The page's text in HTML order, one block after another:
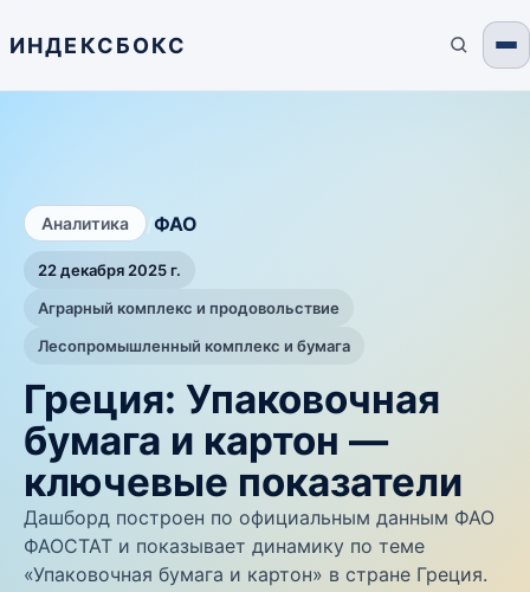
ИНДЕКСБОКС
Аналитика ФАО
22 декабря 2025 г.
Аграрный комплекс и продовольствие
Лесопромышленный комплекс и бумага
Греция: Упаковочная
бумага и картон —
ключевые показатели
Дашборд построен по официальным данным ФАО
ФАОСТАТ и показывает динамику по теме
«Упаковочная бумага и картон» в стране Греция.